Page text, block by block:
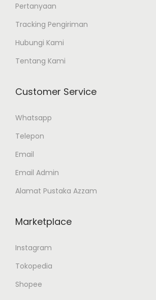
Pertanyaan
Tracking Pengiriman
Hubungi Kami
Tentang Kami
Customer Service
Whatsapp
Telepon
Email
Email Admin
Alamat Pustaka Azzam
Marketplace
Instagram
Tokopedia
Shopee